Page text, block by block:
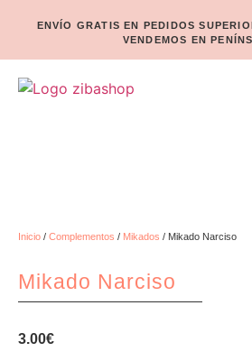
ENVÍO GRATIS EN PEDIDOS
VENDEMOS EN
Inicio / Complementos / Mikados / Mikado Narciso
Mikado Narciso
3.00€